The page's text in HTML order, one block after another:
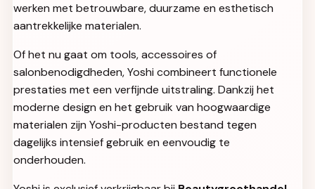
werken met betrouwbare, duurzame en esthetisch
aantrekkelijke materialen.
Of het nu gaat om tools, accessoires of
salonbenodigdheden, Yoshi combineert functionele
prestaties met een verfijnde uitstraling. Dankzij het
moderne design en het gebruik van hoogwaardige
materialen zijn Yoshi-producten bestand tegen
dagelijks intensief gebruik en eenvoudig te
onderhouden.